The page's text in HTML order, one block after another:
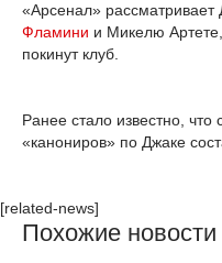
«Арсенал» рассматривает
Фламини и Микелю
покинут клуб.
Ранее стало известно,
«канониров» по Джаке
[related-news]
Похожие новости